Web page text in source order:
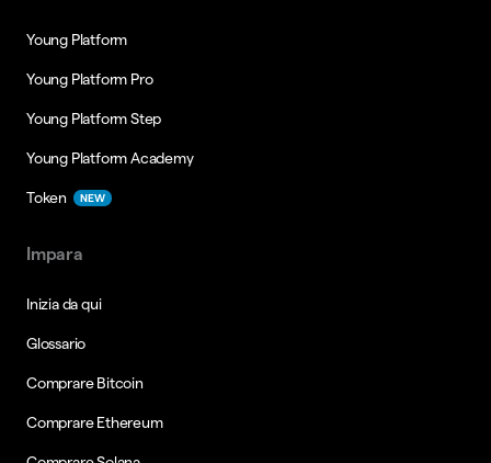
Young Platform
Young Platform Pro
Young Platform Step
Young Platform Academy
Token NEW
Impara
Inizia da qui
Glossario
Comprare Bitcoin
Comprare Ethereum